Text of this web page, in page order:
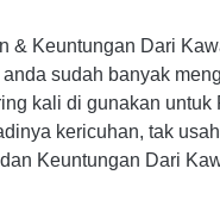
& Keuntungan Dari
sudah banyak
kali di gunakan
kericuhan, tak
Keuntungan Dari